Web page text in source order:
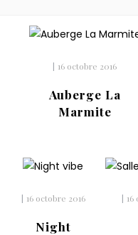
| 16 octobre 2016
Auberge La
Marmite
| 16 octobre 2016
Night
|